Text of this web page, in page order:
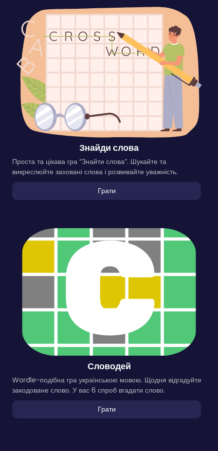
Знайди слова
Проста та цікава гра “Знайти слова”. Шукайте та
викреслюйте заховані слова і розвивайте уважність.
Грати
Словодей
Wordle-подібна гра українською мовою. Щодня відгадуйте
закодоване слово. У вас 6 спроб вгадати слово.
Грати